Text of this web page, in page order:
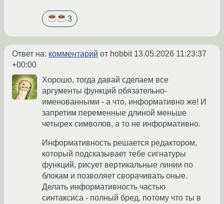
3
Ответ на: комментарий от hobbit 13.05.2026 11:23:37
+00:00
Хорошо, тогда давай сделаем все
аргументы функций обязательно-
именованными - а что, информативно же! И
запретим переменные длиной меньше
четырех символов, а то не информативно.
Информативность решается редактором,
который подсказывает тебе сигнатуры
функций, рисует вертикальные линии по
блокам и позволяет сворачивать оные.
Делать информативность частью
синтаксиса - полный бред, потому что ты в